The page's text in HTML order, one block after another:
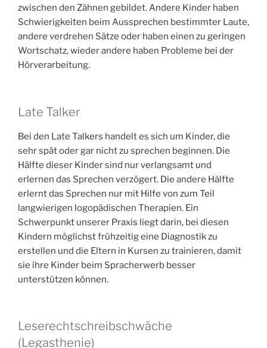
zwischen den Zähnen gebildet. Andere Kinder haben
Schwierigkeiten beim Aussprechen bestimmter Laute,
andere verdrehen Sätze oder haben einen zu geringen
Wortschatz, wieder andere haben Probleme bei der
Hörverarbeitung.
Late Talker
Bei den Late Talkers handelt es sich um Kinder, die
sehr spät oder gar nicht zu sprechen beginnen. Die
Hälfte dieser Kinder sind nur verlangsamt und
erlernen das Sprechen verzögert. Die andere Hälfte
erlernt das Sprechen nur mit Hilfe von zum Teil
langwierigen logopädischen Therapien. Ein
Schwerpunkt unserer Praxis liegt darin, bei diesen
Kindern möglichst frühzeitig eine Diagnostik zu
erstellen und die Eltern in Kursen zu trainieren, damit
sie ihre Kinder beim Spracherwerb besser
unterstützen können.
Leserechtschreibschwäche
(Legasthenie)